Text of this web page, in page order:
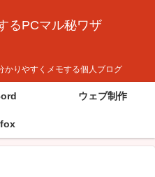
るPCマル秘ワザ
かりやすくメモする個人ブログ
ウェブ制作